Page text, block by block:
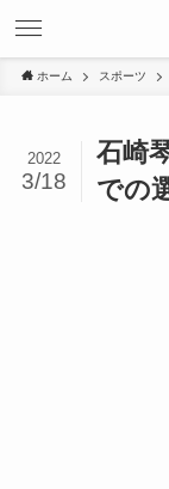
ホーム スポーツ
石崎
での
2022
3/18